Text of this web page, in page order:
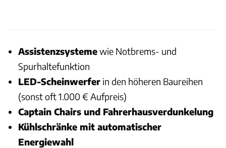
Assistenzsystemewie Notbrems- und
Spurhaltefunktion
LED-Scheinwerfer in den höheren Baureihen
(sonst oft 1.000 € Aufpreis)
Captain Chairs und Fahrerhausverdunkelung
Kühlschränke mit automatischer
Energiewahl